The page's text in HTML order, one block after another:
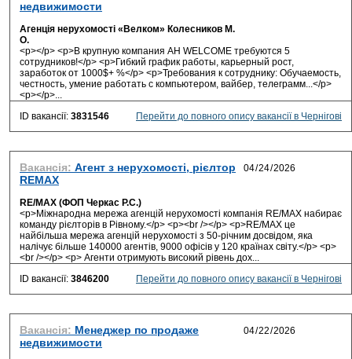
недвижимости
Агенція нерухомості «Велком» Колесников М.
О.
<p></p> <p>В крупную компания АН WELCOME требуются 5
сотрудников!</p> <p>Гибкий график работы, карьерный рост,
заработок от 1000$+ %</p> <p>Требования к сотруднику: Обучаемость,
честность, умение работать с компьютером, вайбер, телеграмм...</p>
<p></p>...
ID вакансії: 3831546 Перейти до повного опису вакансії в Чернігові
Вакансія: Агент з нерухомості, рієлтор
REMAX
RE/MAX (ФОП Черкас Р.С.)
<p>Міжнародна мережа агенцій нерухомості компанія RE/MAX набирає
команду рієлторів в Рівному.</p> <p><br /></p> <p>RE/MAX це
найбільша мережа агенцій нерухомості з 50-річним досвідом, яка
налічує більше 140000 агентів, 9000 офісів у 120 країнах світу.</p> <p>
<br /></p> <p> Агенти отримують високий рівень дох...
ID вакансії: 3846200 Перейти до повного опису вакансії в Чернігові
Вакансія: Менеджер по продаже
недвижимости